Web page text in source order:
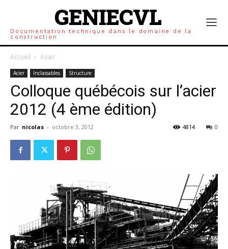
GENIECVL
Documentation technique dans le domaine de la
construction
Accueil Acier
Acier Inclassables Structure
Colloque québécois sur l’acier
2012 (4 ème édition)
Par nicolas - octobre 3, 2012 0
4814